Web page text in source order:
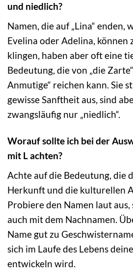
und niedlich?
Namen, die auf „Lina“ enden,
Evelina oder Adelina, können
klingen, haben aber oft eine
Bedeutung, die von „die
Anmutige“ reichen kann. Sie
gewisse Sanftheit aus, sind
zwangsläufig nur „niedlich“.
Worauf sollte ich bei der
mit L achten?
Achte auf die Bedeutung, die
Herkunft und die kulturellen
Probiere den Namen laut
auch mit dem Nachnamen.
Name gut zu
sich im Laufe des Lebens
entwickeln wird.